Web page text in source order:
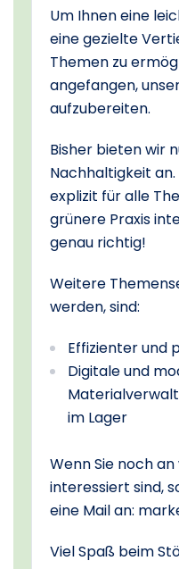
Um Ihnen eine
eine gezielte
Themen zu
angefangen,
aufzubereiten.
Bisher bieten wir
Nachhaltigkeit an.
explizit für alle
grünere Praxis
genau richtig!
Weitere
werden, sind:
Effizienter und
Digitale und
im Lager
Wenn Sie noch
interessiert sind,
eine Mail an:
Viel Spaß beim